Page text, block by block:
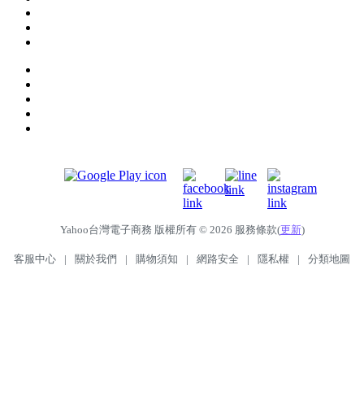
Yahoo台灣電子商務 版權所有 © 2026 服務條款(更新)
客服中心 | 關於我們 | 購物須知 | 網路安全 | 隱私權 | 分類地圖